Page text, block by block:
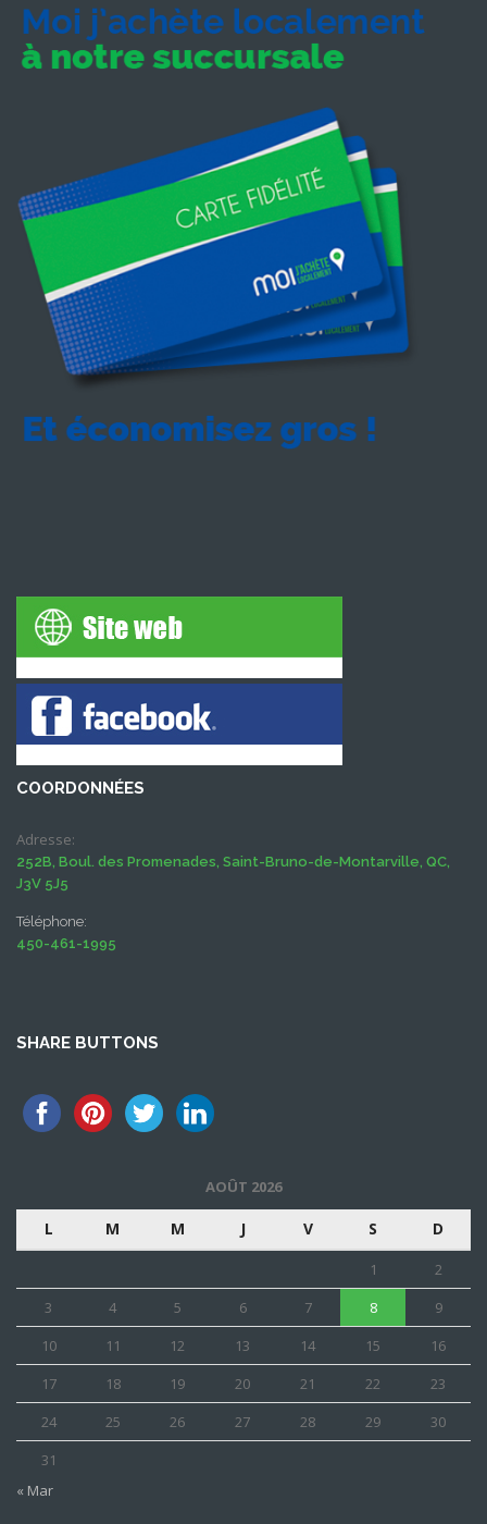
COORDONNÉES
Adresse:
252B, Boul. des Promenades, Saint-Bruno-de-Montarville, QC,
J3V 5J5
Téléphone:
450-461-1995
SHARE BUTTONS
AOÛT 2026
L M M J V S D
1
2
3
4 5 6 7 8
9
10
11 12 13 14 15
16
17
18 19 20 21 22
23
24
25 26 27 28 29
30
31
« Mar